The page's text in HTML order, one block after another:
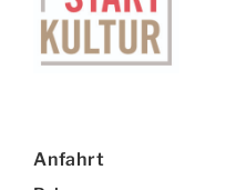
Anfahrt